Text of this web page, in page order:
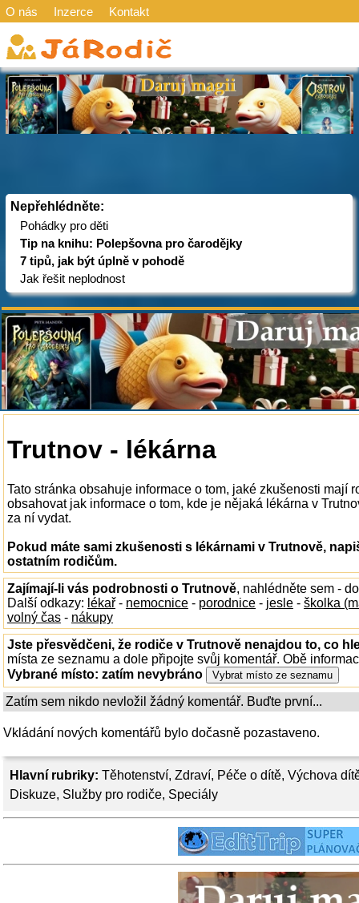
O nás Inzerce Kontakt
Nepřehlédněte:
Pohádky pro děti
Tip na knihu: Polepšovna pro čarodějky
7 tipů, jak být úplně v pohodě
Jak řešit neplodnost
Hlavní rubriky: Těhotenství, Zdraví, Péče o dítě, Výchova
Diskuze, Služby pro rodiče, Speciály
Trutnov - lékárna
Tato stránka obsahuje informace o tom, jaké zkušenosti mají
obsahovat jak informace o tom, kde je nějaká lékárna v
za ní vydat.
Pokud máte sami zkušenosti s lékárnami v Trutnově,
ostatním rodičům.
Zajímají-li vás podrobnosti o Trutnově, nahlédněte sem -
Další odkazy: lékař - nemocnice - porodnice - jesle - školka
volný čas - nákupy
Jste přesvědčeni, že rodiče v Trutnově nenajdou to, co
místa ze seznamu a dole připojte svůj komentář. Obě
Vybrané místo: zatím nevybráno
Zatím sem nikdo nevložil žádný komentář. Buďte první...
Vkládání nových komentářů bylo dočasně pozastaveno.